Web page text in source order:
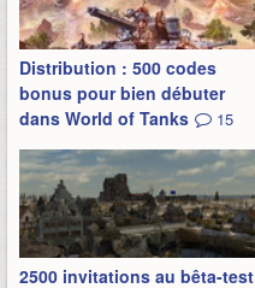
Distribution : 500 codes
bonus pour bien débuter
dans World of Tanks
15
2500 invitations au bêta-test